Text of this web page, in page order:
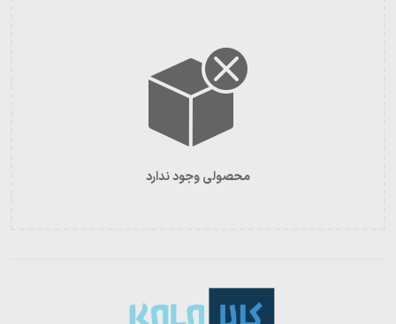
محصولی وجود ندارد